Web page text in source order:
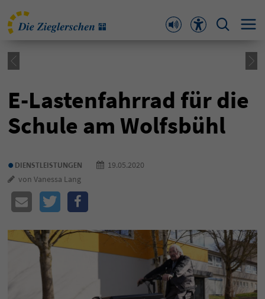
E-Lastenfahrrad für die
Schule am Wolfsbühl
• DIENSTLEISTUNGEN
19.05.2020
von Vanessa Lang